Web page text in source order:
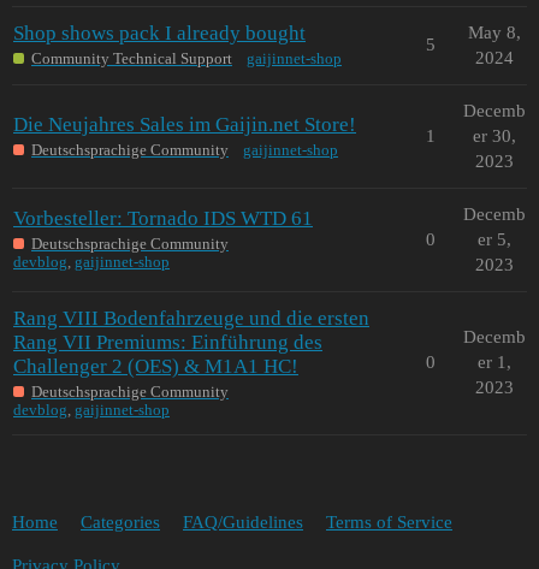
Shop shows pack I already bought
Community Technical Support gaijinnet-shop
5
May 8,
2024
Die Neujahres Sales im Gaijin.net Store!
Deutschsprachige Community gaijinnet-shop
1
Decemb
er 30,
2023
Vorbesteller: Tornado IDS WTD 61
Deutschsprachige Community
devblog, gaijinnet-shop
0
Decemb
er 5,
2023
Rang VIII Bodenfahrzeuge und die ersten
Rang VII Premiums: Einführung des
Challenger 2 (OES) & M1A1 HC!
Deutschsprachige Community
devblog, gaijinnet-shop
0
Decemb
er 1,
2023
Home Categories FAQ/Guidelines Terms of Service